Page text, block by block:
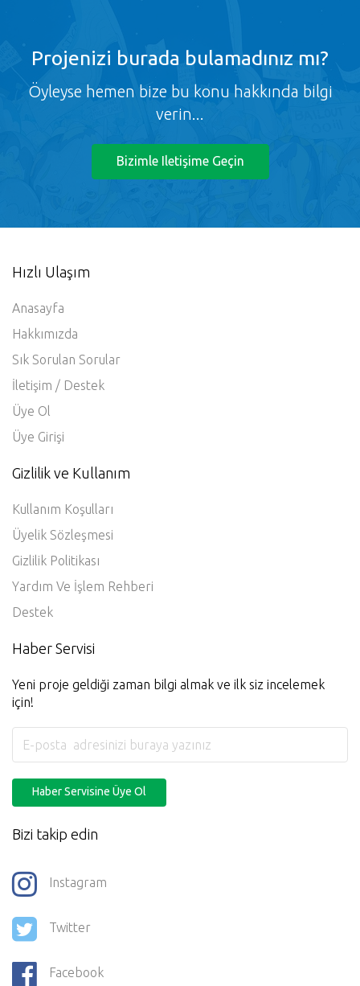
Projenizi burada bulamadınız mı?
Öyleyse hemen bize bu konu hakkında bilgi
verin...
Bizimle Iletişime Geçin
Hızlı Ulaşım
Anasayfa
Hakkımızda
Sık Sorulan Sorular
İletişim / Destek
Üye Ol
Üye Girişi
Gizlilik ve Kullanım
Kullanım Koşulları
Üyelik Sözleşmesi
Gizlilik Politikası
Yardım Ve İşlem Rehberi
Destek
Haber Servisi
Yeni proje geldiği zaman bilgi almak ve ilk siz incelemek
için!
Haber Servisine Üye Ol
Bizi takip edin
Instagram
Twitter
Facebook